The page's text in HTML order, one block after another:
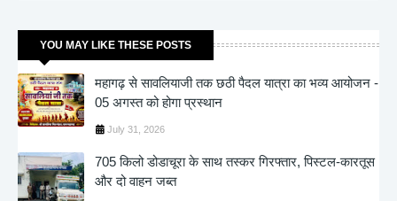
YOU MAY LIKE THESE POSTS
महागढ़ से सावलियाजी तक छठी पैदल यात्रा का भव्य आयोजन -
05 अगस्त को होगा प्रस्थान
July 31, 2026
705 किलो डोडाचूरा के साथ तस्कर गिरफ्तार, पिस्टल-कारतूस
और दो वाहन जब्त